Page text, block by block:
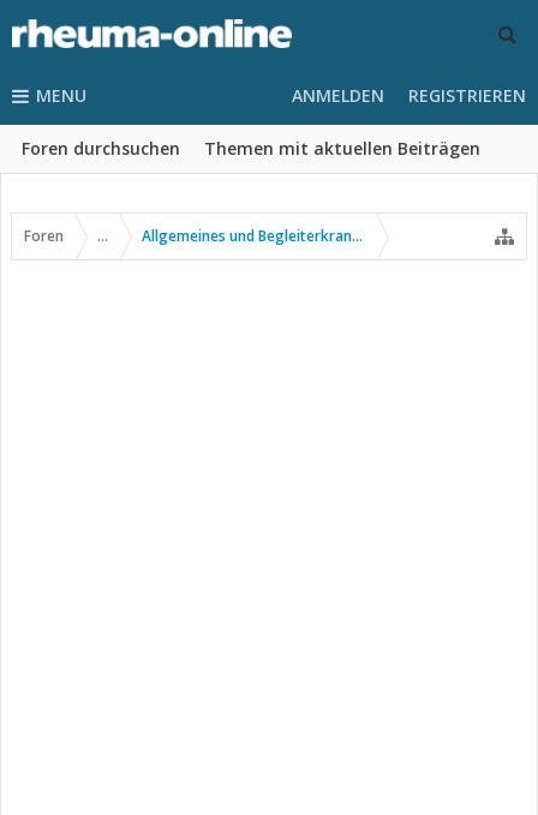
MENU
Foren durchsuchen Themen mit aktuellen Beiträgen
ANMELDEN REGISTRIEREN
Foren ... Allgemeines und Begleiterkrankungen